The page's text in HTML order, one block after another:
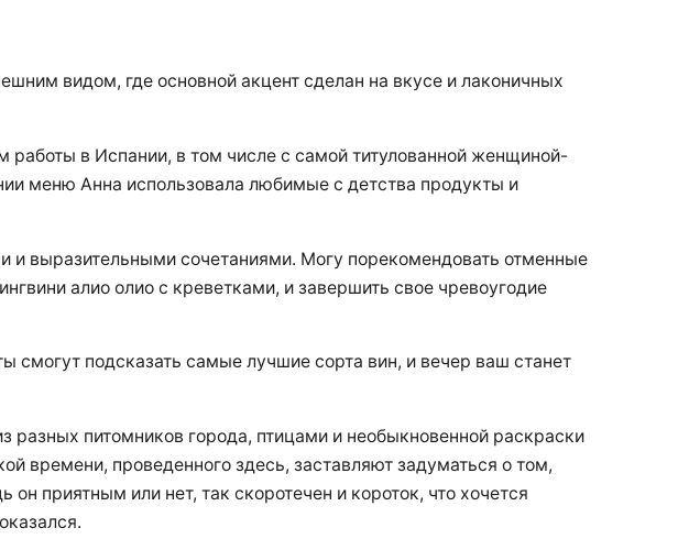
видом, где основной акцент сделан на вкусе и лаконичных
в Испании, в том числе с самой титулованной женщиной-
меню Анна использовала любимые с детства продукты и
и выразительными сочетаниями. Могу порекомендовать отменные
алио олио с креветками, и завершить свое чревоугодие
смогут подсказать самые лучшие сорта вин, и вечер ваш станет
питомников города, птицами и необыкновенной раскраски
проведенного здесь, заставляют задуматься о том,
приятным или нет, так скоротечен и короток, что хочется